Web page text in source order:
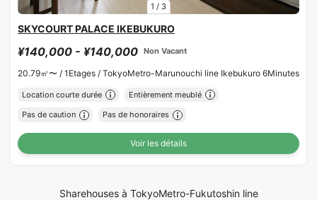
1 / 3
SKYCOURT PALACE IKEBUKURO
¥140,000 - ¥140,000 Non Vacant
20.79㎡〜 / 1Etages / TokyoMetro-Marunouchi line Ikebukuro 6Minutes
Location courte durée Entièrement meublé
Pas de caution Pas de honoraires
Voir les détails
Sharehouses à TokyoMetro-Fukutoshin line